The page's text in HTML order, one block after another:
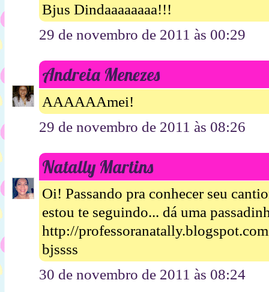
Bjus Dindaaaaaaaa!!!
29 de novembro de 2011 às 00:29
Andreia Menezes
AAAAAAmei!
29 de novembro de 2011 às 08:26
Natally Martins
Oi! Passando pra conhecer seu
estou te seguindo... dá uma
http://professoranatally.blogspot.com
bjssss
30 de novembro de 2011 às 08:24